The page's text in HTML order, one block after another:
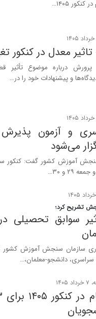
۱۴۰۵…
معدل در کنکور
درباره موضوع تأثیر
و پیشنهادات خود را در…
می‌شود
آموزش کشور گفت: کنکور
۲۹ و ۳۰…
تشریح کرد؛
سوابق تحصیلی
سازمان سنجش آموزش کشور
دانشجو-معلمان،…
ن
ه
ز